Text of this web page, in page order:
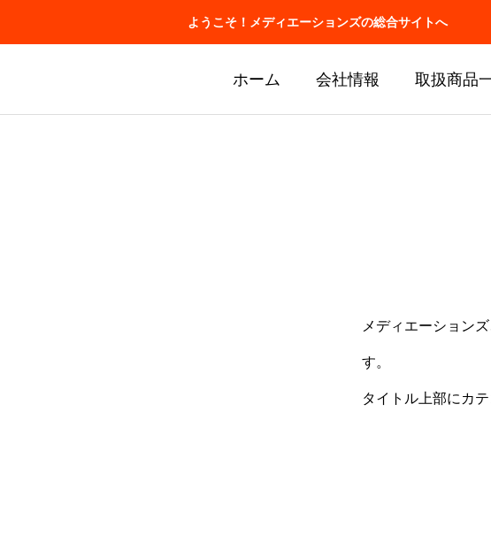
ようこそ！メディエーションズの総合サイトへ
ホーム 会社情報 取扱商品
メディエーション
す。
タイトル上部にカ